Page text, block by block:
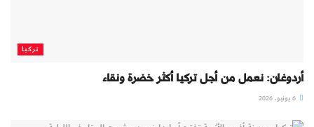
تركيا
أردوغان: نعمل من أجل تركيا أكثر خضرة ونقاء